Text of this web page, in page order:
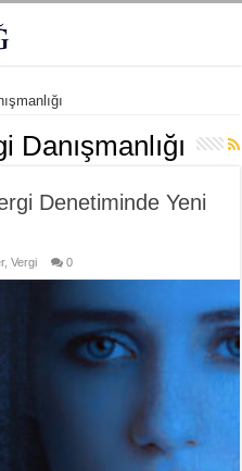
Danışmanlığı
Denetiminde Yeni
,Vergi 0